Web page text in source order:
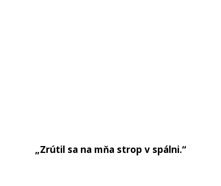
„Zrútil sa na mňa strop v spálni.“